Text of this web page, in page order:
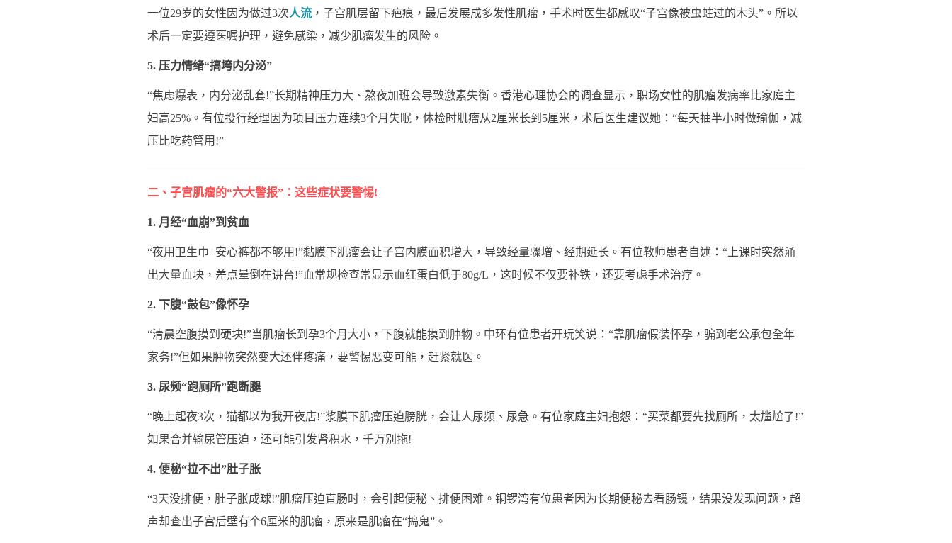
一位29岁的女性因为做过3次人流，子宫肌层留下疤痕，最后发展成多发性肌瘤，手术时医生都感叹“子宫像被虫蛀过的木头”。所以
术后一定要遵医嘱护理，避免感染，减少肌瘤发生的风险。
5. 压力情绪“搞垮内分泌”
“焦虑爆表，内分泌乱套!”长期精神压力大、熬夜加班会导致激素失衡。香港心理协会的调查显示，职场女性的肌瘤发病率比家庭主
妇高25%。有位投行经理因为项目压力连续3个月失眠，体检时肌瘤从2厘米长到5厘米，术后医生建议她：“每天抽半小时做瑜伽，减
压比吃药管用!”
二、子宫肌瘤的“六大警报”：这些症状要警惕!
1. 月经“血崩”到贫血
“夜用卫生巾+安心裤都不够用!”黏膜下肌瘤会让子宫内膜面积增大，导致经量骤增、经期延长。有位教师患者自述：“上课时突然涌
出大量血块，差点晕倒在讲台!”血常规检查常显示血红蛋白低于80g/L，这时候不仅要补铁，还要考虑手术治疗。
2. 下腹“鼓包”像怀孕
“清晨空腹摸到硬块!”当肌瘤长到孕3个月大小，下腹就能摸到肿物。中环有位患者开玩笑说：“靠肌瘤假装怀孕，骗到老公承包全年
家务!”但如果肿物突然变大还伴疼痛，要警惕恶变可能，赶紧就医。
3. 尿频“跑厕所”跑断腿
“晚上起夜3次，猫都以为我开夜店!”浆膜下肌瘤压迫膀胱，会让人尿频、尿急。有位家庭主妇抱怨：“买菜都要先找厕所，太尴尬了!”
如果合并输尿管压迫，还可能引发肾积水，千万别拖!
4. 便秘“拉不出”肚子胀
“3天没排便，肚子胀成球!”肌瘤压迫直肠时，会引起便秘、排便困难。铜锣湾有位患者因为长期便秘去看肠镜，结果没发现问题，超
声却查出子宫后壁有个6厘米的肌瘤，原来是肌瘤在“捣鬼”。